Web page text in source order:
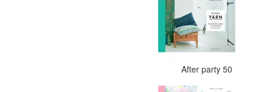
After party 50